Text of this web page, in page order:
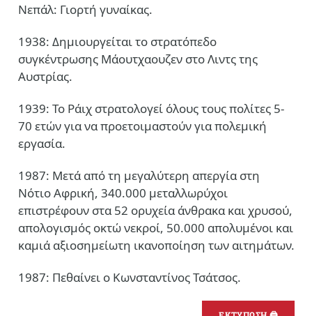
Νεπάλ: Γιορτή γυναίκας.
1938: Δημιουργείται το στρατόπεδο
συγκέντρωσης Μάουτχαουζεν στο Λιντς της
Αυστρίας.
1939: Το Ράιχ στρατολογεί όλους τους πολίτες 5-
70 ετών για να προετοιμαστούν για πολεμική
εργασία.
1987: Μετά από τη μεγαλύτερη απεργία στη
Νότιο Αφρική, 340.000 μεταλλωρύχοι
επιστρέφουν στα 52 ορυχεία άνθρακα και χρυσού,
απολογισμός οκτώ νεκροί, 50.000 απολυμένοι και
καμιά αξιοσημείωτη ικανοποίηση των αιτημάτων.
1987: Πεθαίνει ο Κωνσταντίνος Τσάτσος.